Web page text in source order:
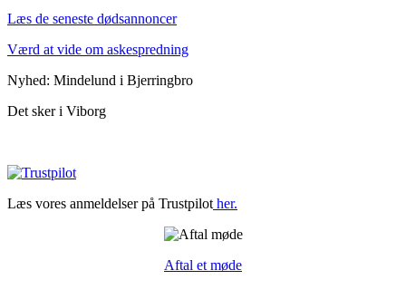
Læs de seneste dødsannoncer
Værd at vide om askespredning
Nyhed: Mindelund i Bjerringbro
Det sker i Viborg
Læs vores anmeldelser på Trustpilot her.
Aftal et møde